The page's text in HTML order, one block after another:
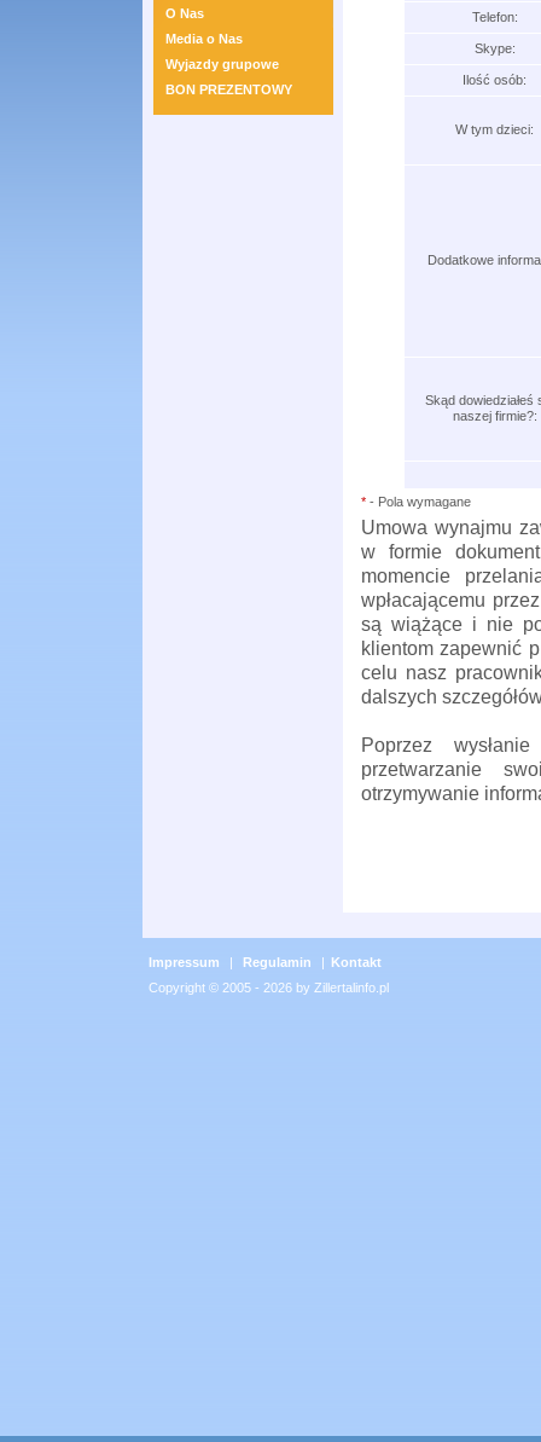
O Nas
Media o Nas
Wyjazdy grupowe
BON PREZENTOWY
Telefon:
Skype:
Ilość osób:
W tym dzieci:
Dodatkowe
Skąd dowiedziałeś
naszej firmie?:
* - Pola wymagane
Umowa wynajmu
w formie
momencie
wpłacającemu przez
są wiążące i nie
klientom zapewnić
celu nasz
dalszych
Poprzez
przetwarzanie
otrzymywanie
Impressum | Regulamin | Kontakt
Copyright © 2005 - 2026 by Zillertalinfo.pl